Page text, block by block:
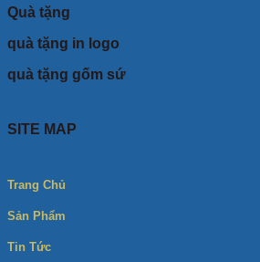
Quà tặng
quà tặng in logo
quà tặng gốm sứ
SITE MAP
Trang Chủ
Sản Phẩm
Tin Tức